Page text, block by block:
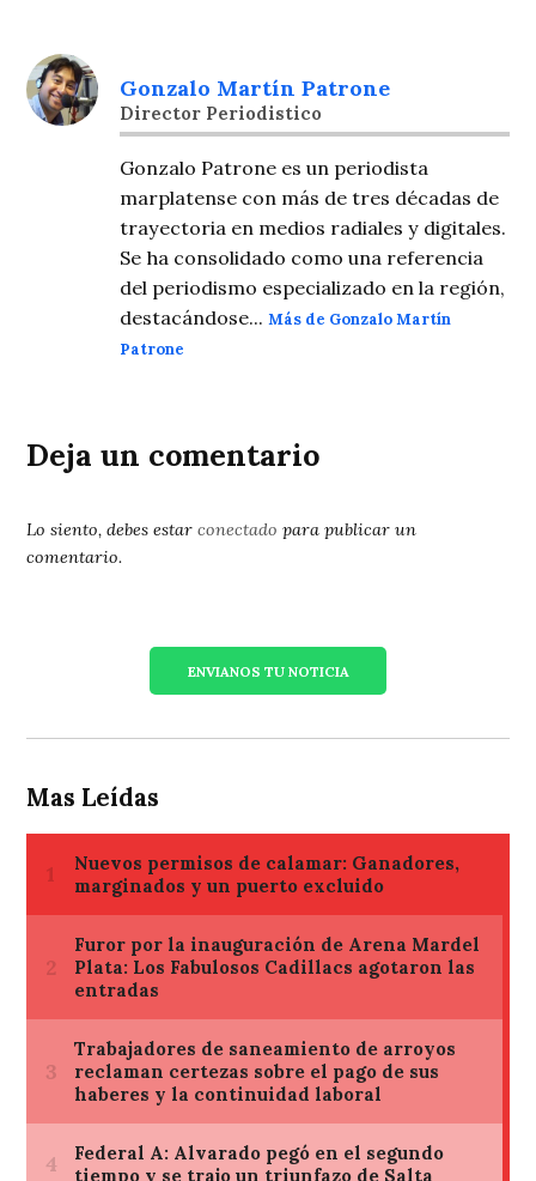
Gonzalo Martín Patrone
Director Periodistico
Gonzalo Patrone es un periodista
marplatense con más de tres décadas de
trayectoria en medios radiales y digitales.
Se ha consolidado como una referencia
del periodismo especializado en la región,
destacándose...Más de Gonzalo Martín
Patrone
Deja un comentario
Lo siento, debes estarconectado para publicar un
comentario.
ENVIANOS TU NOTICIA
Mas Leídas